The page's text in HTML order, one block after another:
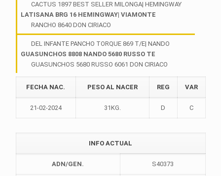
CACTUS 1897 BEST SELLER MILONGA| HEMINGWAY
LATISANA BRG 16 HEMINGWAY| VIAMONTE
RANCHO 8640 DON CIRIACO
DEL INFANTE PANCHO TORQUE 869 T/E| NANDO
GUASUNCHOS 8808 NANDO 5680 RUSSO TE
GUASUNCHOS 5680 RUSSO 6061 DON CIRIACO
FECHA NAC. PESO AL NACER REG VAR
21-02-2024 31KG. D C
INFO ACTUAL
ADN/GEN. S40373